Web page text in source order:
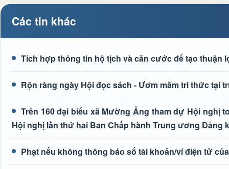
Các tin khác
Tích hợp thông tin hộ tịch và căn cước để tạo thuận
Rộn ràng ngày Hội đọc sách - Ươm mầm tri thức tại
Trên 160 đại biểu xã Mường Ảng tham dự Hội nghị
Hội nghị lần thứ hai Ban Chấp hành Trung ương Đảng
Phạt nếu không thông báo số tài khoản/ví điện tử